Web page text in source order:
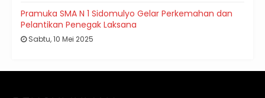
Pramuka SMA N 1 Sidomulyo Gelar Perkemahan dan
Pelantikan Penegak Laksana
Sabtu, 10 Mei 2025